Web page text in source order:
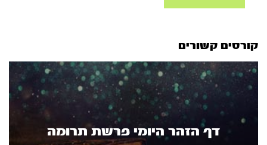
קורסים קשורים
דף הזהר היומי פרשת תרומה